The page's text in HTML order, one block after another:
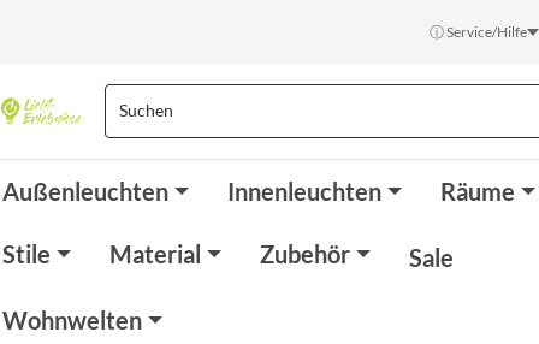
ⓘ Service/Hilfe
Außenleuchten Innenleuchten Räume
Stile Material Zubehör Sale
Wohnwelten